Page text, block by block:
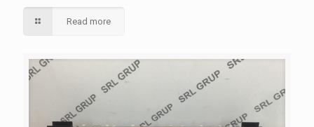
Read more